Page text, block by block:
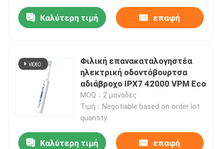
Καλύτερη τιμή επαφή
Φιλική επανακαταλογηστέα
ηλεκτρική οδοντόβουρτσα
αδιάβροχο IPX7 42000 VPM Eco
MOQ：2 μονάδες
Τιμή：Negotiable based on order lot
quantity
Καλύτερη τιμή επαφή